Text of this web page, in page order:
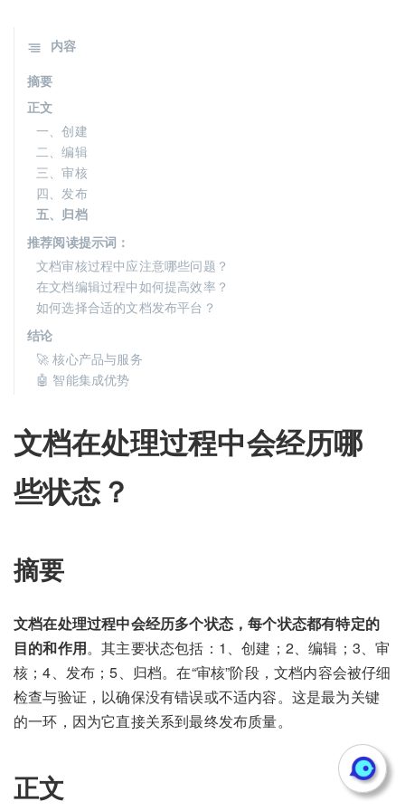
文档在处理过程中会经历哪
些状态？
摘要
文档在处理过程中会经历多个状态，每个状态都有特定的
目的和作用。其主要状态包括：1、创建；2、编辑；3、审
核；4、发布；5、归档。在“审核”阶段，文档内容会被仔细
检查与验证，以确保没有错误或不适内容。这是最为关键
的一环，因为它直接关系到最终发布质量。
正文
内容
摘要
正文
一、创建
二、编辑
三、审核
四、发布
五、归档
推荐阅读提示词：
文档审核过程中应注意哪些问题？
在文档编辑过程中如何提高效率？
如何选择合适的文档发布平台？
结论
🚀 核心产品与服务
🤖 智能集成优势